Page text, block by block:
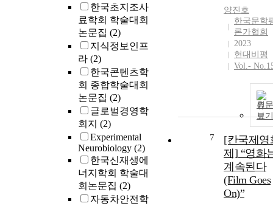
한국초지조사
료학회 학술대회
논문집 (2)
지식정보인프
라 (2)
한국콘텐츠학
회 종합학술대회
논문집 (2)
글로벌경영학
회지 (2)
Experimental
Neurobiology (2)
한국신재생에
너지학회 학술대
회논문집 (2)
자동차안전학
망 구조를 설
하는 데 있어
핵심이 되는 ‘
비’의 키워드
분석하고, 그
이 기표를 통
순을 발견하는
방식, 그리고
해의 가능성을
찾아가는 방
대해 중점적
다루고자 한
또한 본 논문
서는 이 과정
한국 사회의 ’
계‘에 대해 이
양진호
한국문학
론가협회
2023
현대비평
Vol.-
원문
보기
7
[칸국제영
제] “영화
계속된다
(Film Goes
On)”